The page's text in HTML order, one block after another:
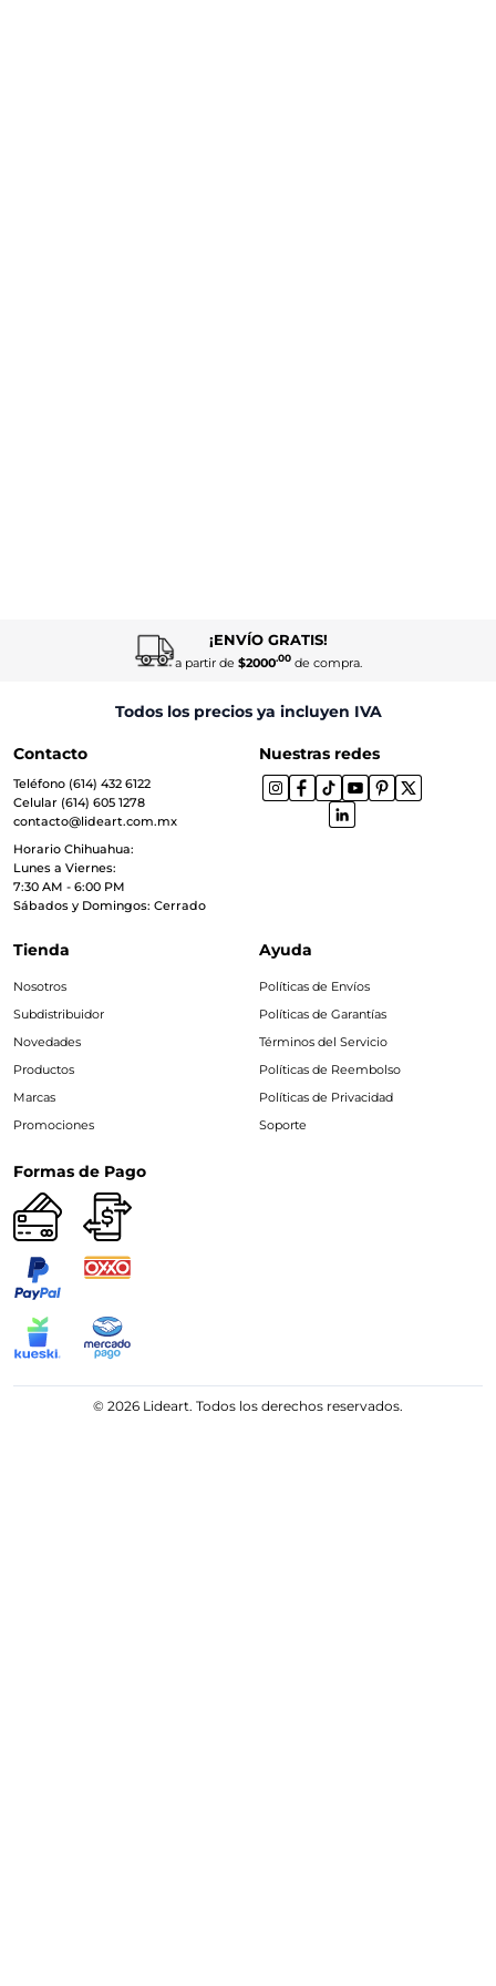
¡ENVÍO GRATIS!
a partir de $2000.00de compra.
Todos los precios ya incluyen IVA
Contacto
Teléfono (614) 432 6122
Celular (614) 605 1278
contacto@lideart.com.mx
Horario Chihuahua:
Lunes a Viernes:
7:30 AM - 6:00 PM
Sábados y Domingos: Cerrado
Nuestras redes
Tienda
Nosotros
Subdistribuidor
Novedades
Productos
Marcas
Promociones
Ayuda
Políticas de Envíos
Políticas de Garantías
Términos del Servicio
Políticas de Reembolso
Políticas de Privacidad
Soporte
Formas de Pago
© 2026 Lideart. Todos los derechos reservados.